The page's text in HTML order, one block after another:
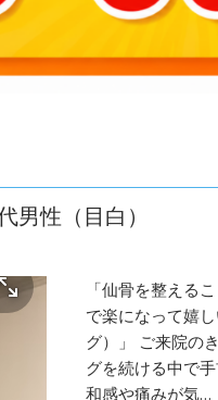
男性（目白）
「仙骨を整える
で楽になって嬉
グ）」 ご来院の
グを続ける中で
和感や痛みが気…